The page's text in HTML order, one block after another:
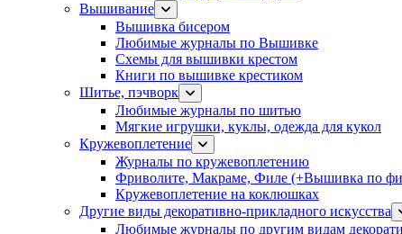
Вышивание
Вышивка бисером
Любимые журналы по Вышивке
Схемы для вышивки крестом
Книги по вышивке крестиком
Шитье, пэчворк
Любимые журналы по шитью
Мягкие игрушки, куклы, одежда для кукол
Кружевоплетение
Журналы по кружевоплетению
Фриволите, Макраме, Филе (+Вышивка по
Кружевоплетение на коклюшках
Другие виды декоративно-прикладного искусства
Любимые журналы по другим видам